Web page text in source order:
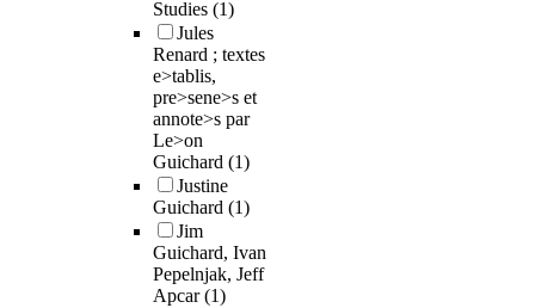
Studies (1)
Jules
Renard ; textes
e>tablis,
pre>sene>s et
annote>s par
Le>on
Guichard (1)
Justine
Guichard (1)
Jim
Guichard, Ivan
Pepelnjak, Jeff
Apcar(1)